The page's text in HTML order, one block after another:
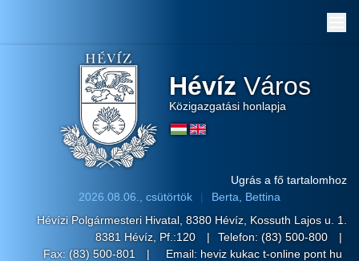
Hévíz Város
Közigazgatási honlapja
Ugrás a fő tartalomhoz
2026.08.06., csütörtök
Berta, Bettina
Hévízi Polgármesteri Hivatal, 8380 Hévíz, Kossuth Lajos u. 1.
8381 Hévíz, Pf.:120
Telefon: (83) 500-800
Fax: (83) 500-801
Email: heviz kukac t-online pont hu